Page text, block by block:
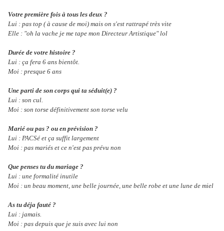
Votre première fois à tous les deux ?
Lui : pas top ( à cause de moi) mais on s'est rattrapé très vite
Elle : "oh la vache je me tape mon Directeur Artistique" lol
Durée de votre histoire ?
Lui : ça fera 6 ans bientôt.
Moi : presque 6 ans
Une parti de son corps qui ta séduit(e) ?
Lui : son cul.
Moi : son torse définitivement son torse velu
Marié ou pas ? ou en prévision ?
Lui : PACSé et ça suffit largement
Moi : pas mariés et ce n'est pas prévu non
Que penses tu du mariage ?
Lui : une formalité inutile
Moi : un beau moment, une belle journée, une belle robe et une lune de miel
As tu déja fauté ?
Lui : jamais.
Moi : pas depuis que je suis avec lui non